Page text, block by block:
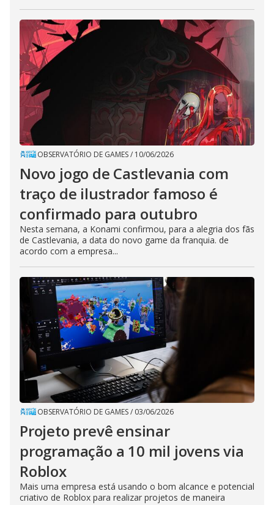
OBSERVATÓRIO DE GAMES/ 10/06/2026
Novo jogo de Castlevania com
traço de ilustrador famoso é
confirmado para outubro
Nesta semana, a Konami confirmou, para a alegria dos fãs
de Castlevania, a data do novo game da franquia. de
acordo com a empresa...
OBSERVATÓRIO DE GAMES/ 03/06/2026
Projeto prevê ensinar
programação a 10 mil jovens via
Roblox
Mais uma empresa está usando o bom alcance e potencial
criativo de Roblox para realizar projetos de maneira